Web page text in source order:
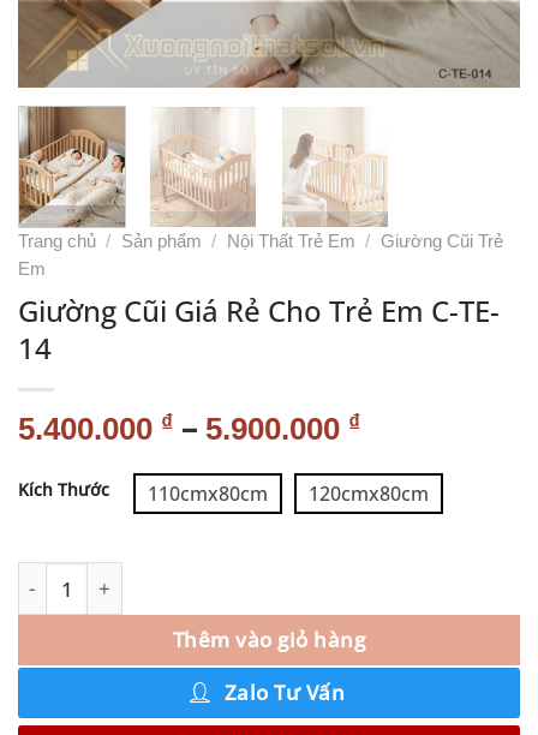
Trang chủ / Sản phẩm / Nội Thất Trẻ Em / Giường Cũi Trẻ
Em
Giường Cũi Giá Rẻ Cho Trẻ Em C-TE-
14
5.400.000 ₫ – 5.900.000 ₫
Kích Thước 110cmx80cm 120cmx80cm
Thêm vào giỏ hàng
Alternative:
Zalo Tư Vấn